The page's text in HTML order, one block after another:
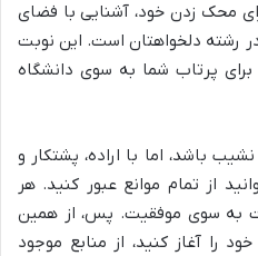
محک زدن خود، آشنایی با فضای
رشته دلخواهتان است. این نوبت
برای پرتاب شما به سوی دانشگاه
باشد، اما با اراده، پشتکار و
از تمام موانع عبور کنید. هر
به سوی موفقیت. پس، از همین
را آغاز کنید، از منابع موجود